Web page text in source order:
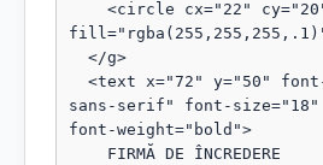
sans-serif" font-
font-weight="bold">